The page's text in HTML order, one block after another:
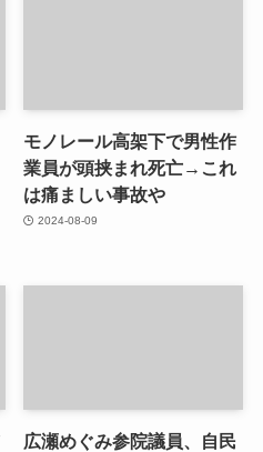
モノレール高架下で男性作
業員が頭挟まれ死亡→これ
は痛ましい事故や
2024-08-09
広瀬めぐみ参院議員、自民